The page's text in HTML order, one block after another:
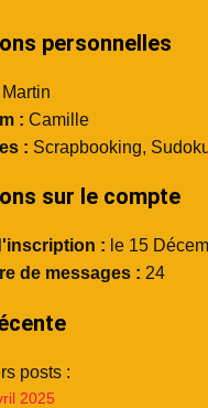
personnelles
Martin
: Camille
: Scrapbooking,
sur le compte
: le 15
de messages : 24
posts :
2025